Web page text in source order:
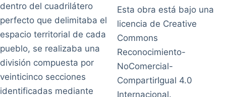
dentro del cuadrilátero
perfecto que delimitaba el
espacio territorial de cada
pueblo, se realizaba una
división compuesta por
veinticinco secciones
identificadas mediante
Esta obra está bajo una
licencia de Creative
Commons
Reconocimiento-
NoComercial-
CompartirIgual 4.0
Internacional.